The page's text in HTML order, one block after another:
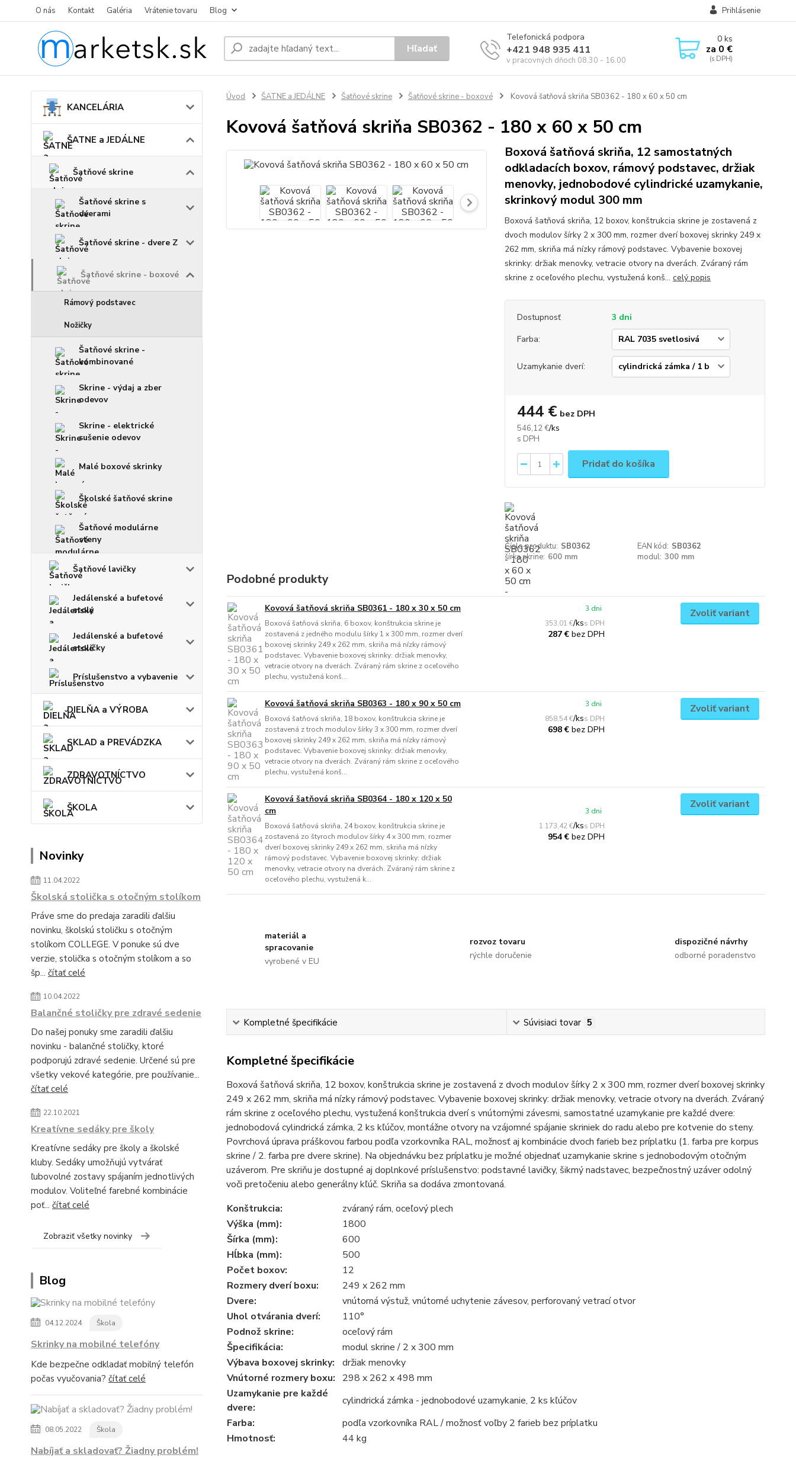
O nás Kontakt Galéria Vrátenie tovaru Blog Prihlásenie
Hľadať
Telefonická podpora
+421 948 935 411
v pracovných dňoch 08.30 - 16.00
0ks
za 0 €
KANCELÁRIA
ŠATNE a JEDÁLNE
Šatňové skrine
Šatňové skrine s
dverami
Šatňové skrine - dvere Z
Šatňové skrine - boxové
Rámový podstavec
Nožičky
Šatňové skrine -
kombinované
Skrine - výdaj a zber
odevov
Skrine - elektrické
sušenie odevov
Malé boxové skrinky
Školské šatňové skrine
Šatňové modulárne
steny
Šatňové lavičky
Jedálenské a bufetové
stoly
Jedálenské a bufetové
stoličky
Príslušenstvo a vybavenie
DIELŇA a VÝROBA
SKLAD a PREVÁDZKA
ZDRAVOTNÍCTVO
ŠKOLA
Novinky
11.04.2022
Školská stolička s otočným stolíkom
Práve sme do predaja zaradili ďalšiu
novinku, školskú stoličku s otočným
stolíkom COLLEGE. V ponuke sú dve
verzie, stolička s otočným stolíkom a so
šp... čítať celé
10.04.2022
Balančné stoličky pre zdravé sedenie
Do našej ponuky sme zaradili ďalšiu
novinku - balančné stoličky, ktoré
podporujú zdravé sedenie. Určené sú pre
všetky vekové kategórie, pre používanie...
čítať celé
22.10.2021
Kreatívne sedáky pre školy
Kreatívne sedáky pre školy a školské
kluby. Sedáky umožňujú vytvárať
ľubovolné zostavy spájaním jednotlivých
modulov. Voliteľné farebné kombinácie
poť... čítať celé
Zobraziť všetky novinky
Blog
04.12.2024 Škola
Skrinky na mobilné telefóny
Kde bezpečne odkladať mobilný telefón
počas vyučovania? čítať celé
08.05.2022 Škola
Nabíjať a skladovať? Žiadny problém!
Úvod ŠATNE a JEDÁLNE Šatňové skrine Šatňové skrine - boxové Kovová šatňová skriňa SB0362 - 180 x 60 x 50 cm
Kovová šatňová skriňa SB0362 - 180 x 60 x 50 cm
Boxová šatňová skriňa, 12 samostatných
odkladacích boxov, rámový podstavec, držiak
menovky, jednobodové cylindrické uzamykanie,
skrinkový modul 300 mm
Boxová šatňová skriňa, 12 boxov, konštrukcia skrine je zostavená z
dvoch modulov šírky 2 x 300 mm, rozmer dverí boxovej skrinky 249 x
262 mm, skriňa má nízky rámový podstavec. Vybavenie boxovej
skrinky: držiak menovky, vetracie otvory na dverách. Zváraný rám
skrine z oceľového plechu, vystužená konš... celý popis
Dostupnosť
3 dni
Farba:
Uzamykanie dverí:
546,12 €/ks
444 € bez DPH
Pridať do košíka
Číslo produktu: SB0362 EAN kód: SB0362
šírka skrine: 600 mm modul: 300 mm
Podobné produkty
Kovová šatňová skriňa SB0361 - 180 x 30 x 50 cm
Boxová šatňová skriňa, 6 boxov, konštrukcia skrine je
zostavená z jedného modulu šírky 1 x 300 mm, rozmer dverí
boxovej skrinky 249 x 262 mm, skriňa má nízky rámový
podstavec. Vybavenie boxovej skrinky: držiak menovky,
vetracie otvory na dverách. Zváraný rám skrine z oceľového
plechu, vystužená konš...
353,01 €/ks
287 €bez DPH
3 dni Zvoliť variant
Kovová šatňová skriňa SB0363 - 180 x 90 x 50 cm
Boxová šatňová skriňa, 18 boxov, konštrukcia skrine je
zostavená z troch modulov šírky 3 x 300 mm, rozmer dverí
boxovej skrinky 249 x 262 mm, skriňa má nízky rámový
podstavec. Vybavenie boxovej skrinky: držiak menovky,
vetracie otvory na dverách. Zváraný rám skrine z oceľového
plechu, vystužená konš...
858,54 €/ks
698 €bez DPH
3 dni Zvoliť variant
Kovová šatňová skriňa SB0364 - 180 x 120 x 50
cm
Boxová šatňová skriňa, 24 boxov, konštrukcia skrine je
zostavená zo štyroch modulov šírky 4 x 300 mm, rozmer
dverí boxovej skrinky 249 x 262 mm, skriňa má nízky
rámový podstavec. Vybavenie boxovej skrinky: držiak
menovky, vetracie otvory na dverách. Zváraný rám skrine z
oceľového plechu, vystužená k...
1 173,42 €/ks
954 €bez DPH
3 dni
Zvoliť variant
materiál a
spracovanie
vyrobené v EU
rozvoz tovaru
rýchle doručenie
dispozičné návrhy
odborné poradenstvo
Kompletné špecifikácie Súvisiaci tovar 5
Kompletné špecifikácie
Boxová šatňová skriňa, 12 boxov, konštrukcia skrine je zostavená z dvoch modulov šírky 2 x 300 mm, rozmer dverí boxovej skrinky
249 x 262 mm, skriňa má nízky rámový podstavec. Vybavenie boxovej skrinky: držiak menovky, vetracie otvory na dverách. Zváraný
rám skrine z oceľového plechu, vystužená konštrukcia dverí s vnútornými závesmi, samostatné uzamykanie pre každé dvere:
jednobodová cylindrická zámka, 2 ks kľúčov, montážne otvory na vzájomné spájanie skriniek do radu alebo pre kotvenie do steny.
Povrchová úprava práškovou farbou podľa vzorkovníka RAL, možnosť aj kombinácie dvoch farieb bez príplatku (1. farba pre korpus
skrine / 2. farba pre dvere skrine). Na objednávku bez príplatku je možné objednať uzamykanie skrine s jednobodovým otočným
uzáverom. Pre skriňu je dostupné aj doplnkové príslušenstvo: podstavné lavičky, šikmý nadstavec, bezpečnostný uzáver odolný
voči pretočeniu alebo generálny kľúč. Skriňa sa dodáva zmontovaná.
Konštrukcia:
zváraný rám, oceľový plech
Výška (mm):
1800
Šírka (mm):
600
Hĺbka (mm):
500
Počet boxov:
12
Rozmery dverí boxu:
249 x 262 mm
Dvere:
vnútorná výstuž, vnútorné uchytenie závesov, perforovaný vetrací otvor
Uhol otvárania dverí:
110°
Podnož skrine:
oceľový rám
Špecifikácia:
modul skrine / 2 x 300 mm
Výbava boxovej skrinky:
držiak menovky
Vnútorné rozmery boxu:
298 x 262 x 498 mm
Uzamykanie pre každé
dvere:
cylindrická zámka - jednobodové uzamykanie, 2 ks kľúčov
Farba:
podľa vzorkovníka RAL / možnosť voľby 2 farieb bez príplatku
Hmotnosť:
44 kg